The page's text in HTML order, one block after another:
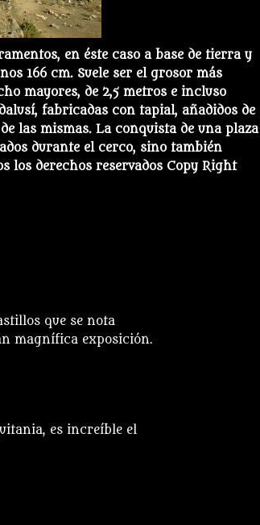
en éste caso a base de tierra y
166 cm. Suele ser el grosor más
mayores, de 2,5 metros e incluso
fabricadas con tapial, añadidos de
las mismas. La conquista de una plaza
durante el cerco, sino también
los derechos reservados Copy Right
que se nota
magnífica exposición.
es increíble el